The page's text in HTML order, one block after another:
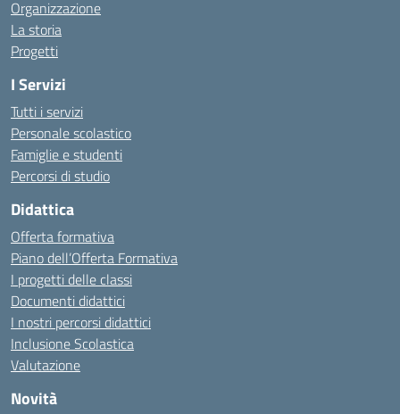
Organizzazione
La storia
Progetti
I Servizi
Tutti i servizi
Personale scolastico
Famiglie e studenti
Percorsi di studio
Didattica
Offerta formativa
Piano dell’Offerta Formativa
I progetti delle classi
Documenti didattici
I nostri percorsi didattici
Inclusione Scolastica
Valutazione
Novità